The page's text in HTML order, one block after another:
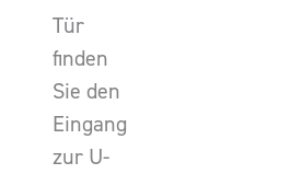
Tür
finden
Sie den
Eingang
zur U-